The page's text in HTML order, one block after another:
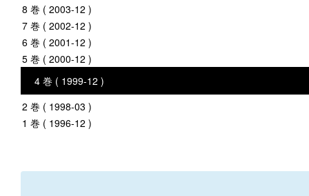
8 巻 ( 2003-12 )
7 巻 ( 2002-12 )
6 巻 ( 2001-12 )
5 巻 ( 2000-12 )
4 巻 ( 1999-12 )
2 巻 ( 1998-03 )
1 巻 ( 1996-12 )